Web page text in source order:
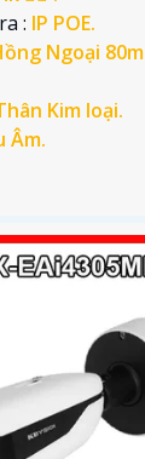
: IP POE.
Ngoại
Kim loại.
Âm.